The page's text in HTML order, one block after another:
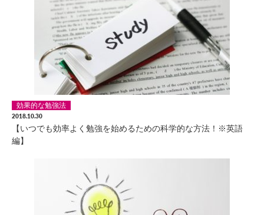
効果的な勉強法
2018.10.30
【いつでも効率よく勉強を始めるための科学的な方法！※英語
編】